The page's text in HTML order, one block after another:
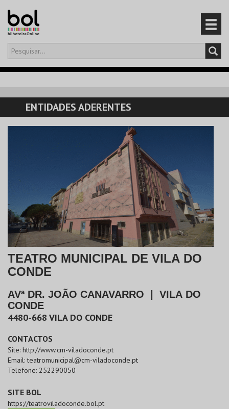
Olá,iniciar sessão
CARRINHO
EVENTOS
CARTÕES
ENTIDADES ADERENTES
TEATRO MUNICIPAL DE VILA DO
CONDE
AVª DR. JOÃO CANAVARRO
VILA DO
CONDE
4480-668 VILA DO CONDE
CONTACTOS
Site: http://www.cm-viladoconde.pt
Email:teatromunicipal@cm-viladoconde.pt
Telefone: 252290050
SITE BOL
https://teatroviladoconde.bol.pt